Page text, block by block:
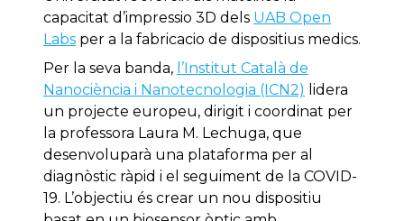
capacitat d’impressio 3D dels UAB Open
Labs per a la fabricacio de dispositius medics.
Per la seva banda, l’Institut Català de
Nanociència i Nanotecnologia (ICN2) lidera
un projecte europeu, dirigit i coordinat per
la professora Laura M. Lechuga, que
desenvoluparà una plataforma per al
diagnòstic ràpid i el seguiment de la COVID-
19. L’objectiu és crear un nou dispositiu